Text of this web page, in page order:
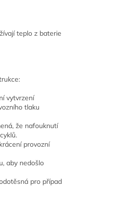
teplo z baterie
vytvrzení
tlaku
že nafouknutí
provozní
aby nedošlo
pro případ